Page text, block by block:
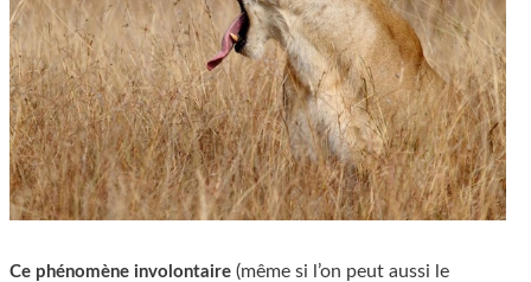
Ce phénomène involontaire (même si l’on peut aussi le